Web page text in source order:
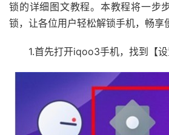
锁的详细图文教程。本教程将一步
锁，让各位用户轻松解锁手机，畅享
1.首先打开iqoo3手机，找到【设